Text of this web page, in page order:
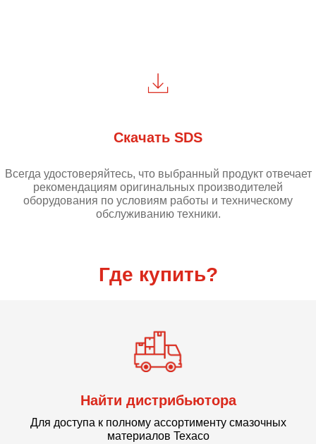
Скачать SDS
Всегда удостоверяйтесь, что выбранный продукт отвечает
рекомендациям оригинальных производителей
оборудования по условиям работы и техническому
обслуживанию техники.
Где купить?
Найти дистрибьютора
Для доступа к полному ассортименту смазочных
материалов Texaco